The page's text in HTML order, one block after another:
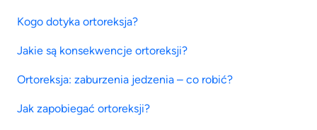
Kogo dotyka ortoreksja?
Jakie są konsekwencje ortoreksji?
Ortoreksja: zaburzenia jedzenia – co robić?
Jak zapobiegać ortoreksji?